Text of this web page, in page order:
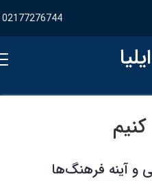
02177276744
و آینه فرهنگ‌ها